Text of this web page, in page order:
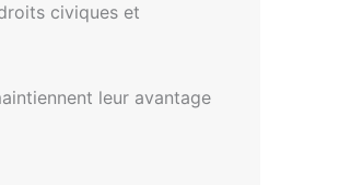
civiques et
leur avantage